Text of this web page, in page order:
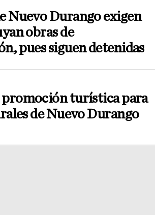
Nuevo Durango exigen
obras de
pues siguen detenidas
promoción turística para
de Nuevo Durango